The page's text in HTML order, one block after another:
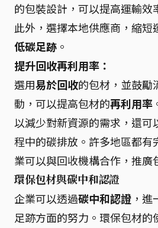
的包裝設計，可以提高運輸效
此外，選擇本地供應商，縮短
低碳足跡 。
提升回收再利用率：
選用易於回收的包材，並鼓勵
動，可以提高包材的再利用率
以減少對新資源的需求，還可
程中的碳排放。許多地區都有
業可以與回收機構合作，推廣
環保包材與碳中和認證
企業可以透過碳中和認證 ，
足跡方面的努力。環保包材的